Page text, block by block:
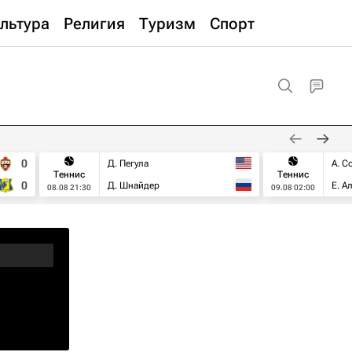
Религия Туризм Спорт
0
0
Теннис
08.08 21:30
Д. Пегула
Д. Шнайдер
Теннис
09.08 02:00
А.
Е.